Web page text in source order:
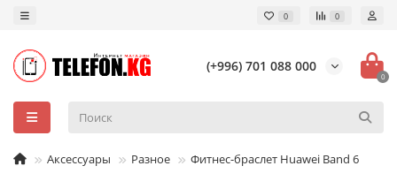
0 0
(+996) 701 088 000
0
Аксессуары Разное Фитнес-браслет Huawei Band 6